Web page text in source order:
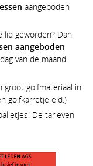
aangeboden
lid geworden? Dan
aangeboden
van de maand
groot golfmateriaal in
golfkarretje e.d.)
De tarieven